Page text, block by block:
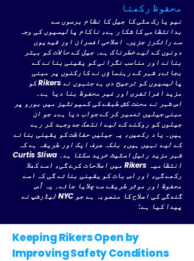
محفوظ رکھنا
نیو یارک سٹی کا جیل کا نظام برسوں سے
بدانتظامی کا شکار ہے، ناکام پالیسیوں کی وجہ
سے رائکرز جزیرہ اصلاحی افسران اور قیدیوں
دونوں کے لیے خطرناک ہے۔ جیل کے حالات کو بہتر
بنانے اور مناسب نگرانی کو یقینی بنانے کے
بجائے، شہر کے رہنماؤں نے کارکنوں پر مبنی
پالیسیوں کو ترجیح دی ہے جنہوں نے Rikers کو
مزید افراتفری اور غیر محفوظ بنا دیا ہے۔
اس شہر نے محنت کش طبقے کی کمیونٹیز میں بورو پر
مبنی جیلیں تعمیر کر کے جواب دیا ہے، جو ان
جیلوں کو روکنے کے لیے انتھک جدوجہد کر رہے
ہیں۔ یاد رکھیں، یہ جیلیں حفاظت کو یقینی بنانے
کے لیے نہیں ہیں، بلکہ صرف ایک اور طریقہ ہے کہ
شہر مزید رئیل اسٹیٹ خرید سکتا ہے۔ Curtis Sliwa
انتظامیہ Rikers میں اصلاحات کرے گی، اسے کھلا
رکھے گی، اور اس بات کو یقینی بنائے گی کہ اسے
محفوظ اور موثر طریقے سے چلایا جائے۔ یہ اُس
گندگی کی اصلاح کا منصوبہ ہے جو NYC لیڈرشپ نے
پیدا کیا ہے:
Keeping Rikers Open by
Improving Safety Conditions